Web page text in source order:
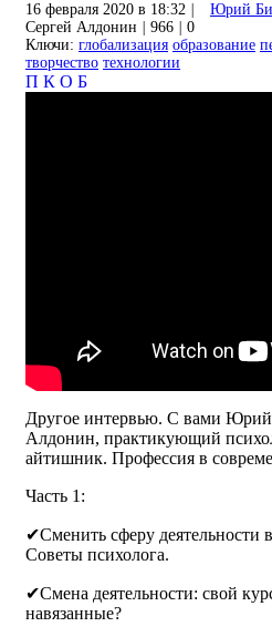
16 февраля 2020 в 18:32 Юрий
Сергей Алдонин
966
0
Ключи: глобализация образование
творчество технологии
П К О Б
Другое интервью. С вами Юрий
Алдонин, практикующий
айтишник. Профессия в
Часть 1:
✔Сменить сферу деятельности
Советы психолога.
✔Смена деятельности: свой
навязанные?